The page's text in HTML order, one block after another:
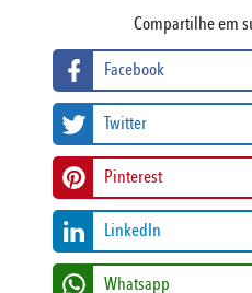
Compartilhe em
Facebook
Twitter
Pinterest
LinkedIn
Whatsapp